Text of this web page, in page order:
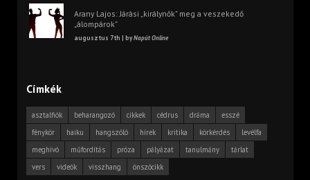
Arany Lajos: Járási „királynők” meg a veszekedő
„álompárok”
augusztus 7th | byNapút Online
Címkék
asztalfiók beharangozó cikkek cédrus dráma
esszé
fénykör
haiku hangszóló hírek kritika körkérdés
levélfa
meghívó
műfordítás próza pályázat tanulmány
tárlat
vers
videók visszhang önszócikk